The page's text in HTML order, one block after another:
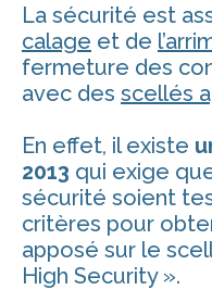
La sécurité est
calage et de
fermeture des
avec des scellés
En effet, il existe
2013 qui exige
sécurité soient
critères pour
apposé sur le
High Security ».